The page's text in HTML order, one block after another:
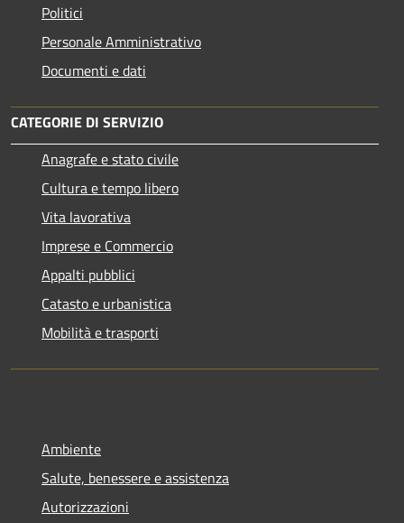
Politici
Personale Amministrativo
Documenti e dati
CATEGORIE DI SERVIZIO
Anagrafe e stato civile
Cultura e tempo libero
Vita lavorativa
Imprese e Commercio
Appalti pubblici
Catasto e urbanistica
Mobilità e trasporti
Ambiente
Salute, benessere e assistenza
Autorizzazioni